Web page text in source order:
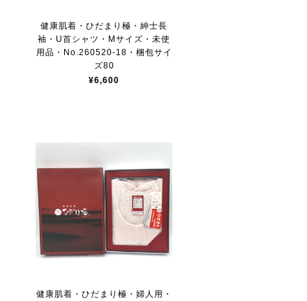
健康肌着・ひだまり極・紳士長
袖・U首シャツ・Mサイズ・未使
用品・No.260520-18・梱包サイ
ズ80
¥6,600
健康肌着・ひだまり極・婦人用・